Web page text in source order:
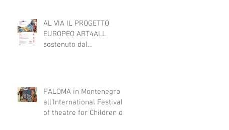
AL VIA IL PROGETTO
EUROPEO ART4ALL
sostenuto dal
Montenegro.
PALOMA in Montenegro
all’International Festival
of theatre for Children di